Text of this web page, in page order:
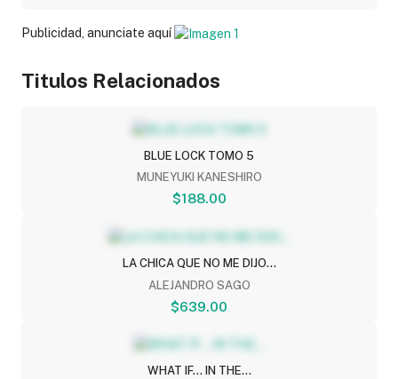
Publicidad, anunciate aquí
Titulos Relacionados
BLUE LOCK TOMO 5
MUNEYUKI KANESHIRO
$188.00
LA CHICA QUE NO ME DIJO...
ALEJANDRO SAGO
$639.00
WHAT IF... IN THE...